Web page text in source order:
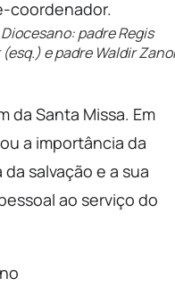
padre Regis
e padre Waldir
da Santa Missa. Em
a importância da
salvação e a sua
ao serviço do